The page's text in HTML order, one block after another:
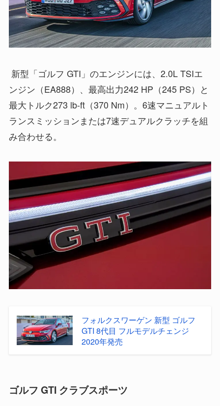
新型「ゴルフ GTI」のエンジンには、2.0L TSIエ
ンジン（EA888）、最高出力242 HP（245 PS）と
最大トルク273 lb-ft（370 Nm）。6速マニュアルト
ランスミッションまたは7速デュアルクラッチを組
み合わせる。
フォルクスワーゲン 新型 ゴルフ
GTI 8代目 フルモデルチェンジ
2020年発売
ゴルフ GTI クラブスポーツ